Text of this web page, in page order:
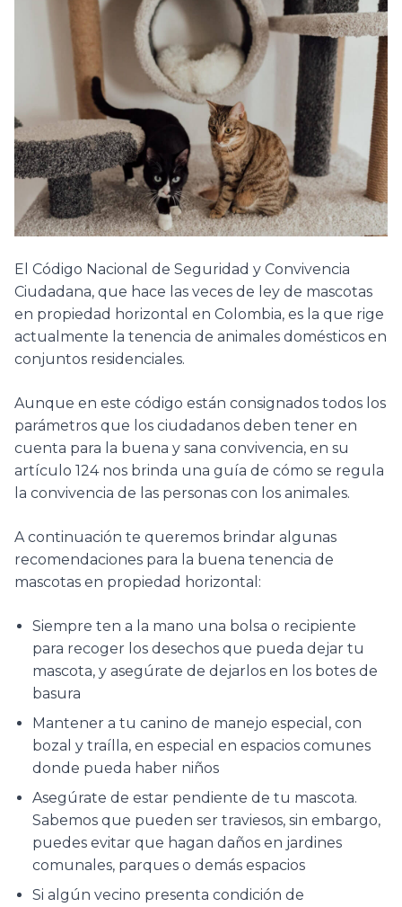
El Código Nacional de Seguridad y Convivencia
Ciudadana, que hace las veces de ley de mascotas
en propiedad horizontal en Colombia, es la que rige
actualmente la tenencia de animales domésticos en
conjuntos residenciales.
Aunque en este código están consignados todos los
parámetros que los ciudadanos deben tener en
cuenta para la buena y sana convivencia, en su
artículo 124 nos brinda una guía de cómo se regula
la convivencia de las personas con los animales.
A continuación te queremos brindar algunas
recomendaciones para la buena tenencia de
mascotas en propiedad horizontal:
Siempre ten a la mano una bolsa o recipiente
para recoger los desechos que pueda dejar tu
mascota, y asegúrate de dejarlos en los botes de
basura
Mantener a tu canino de manejo especial, con
bozal y traílla, en especial en espacios comunes
donde pueda haber niños
Asegúrate de estar pendiente de tu mascota.
Sabemos que pueden ser traviesos, sin embargo,
puedes evitar que hagan daños en jardines
comunales, parques o demás espacios
Si algún vecino presenta condición de